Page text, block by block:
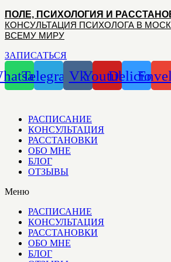
Перейти
к
содержимому
ПОЛЕ, ПСИХОЛОГИЯ И
КОНСУЛЬТАЦИЯ ПСИХОЛОГА В
ВСЕМУ МИРУ
ЗАПИСАТЬСЯ
TelegramVkYoutubeDelicious
РАСПИСАНИЕ
КОНСУЛЬТАЦИЯ
РАССТАНОВКИ
ОБО МНЕ
БЛОГ
ОТЗЫВЫ
Меню
РАСПИСАНИЕ
КОНСУЛЬТАЦИЯ
РАССТАНОВКИ
ОБО МНЕ
БЛОГ